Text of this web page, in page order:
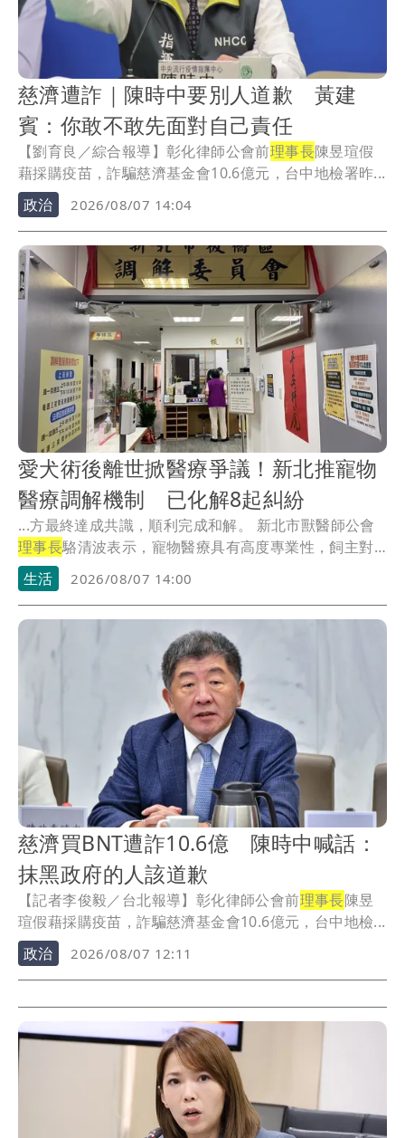
慈濟遭詐｜陳時中要別人道歉 黃建
賓：你敢不敢先面對自己責任
【劉育良／綜合報導】彰化律師公會前理事長陳昱瑄假
藉採購疫苗，詐騙慈濟基金會10.6億元，台中地檢署昨...
政治
2026/08/07 14:04
愛犬術後離世掀醫療爭議！新北推寵物
醫療調解機制 已化解8起糾紛
...方最終達成共識，順利完成和解。 新北市獸醫師公會
理事長駱清波表示，寵物醫療具有高度專業性，飼主對
診...
生活 2026/08/07 14:00
慈濟買BNT遭詐10.6億 陳時中喊話：
抹黑政府的人該道歉
【記者李俊毅／台北報導】彰化律師公會前理事長陳昱
瑄假藉採購疫苗，詐騙慈濟基金會10.6億元，台中地檢...
政治
2026/08/07 12:11